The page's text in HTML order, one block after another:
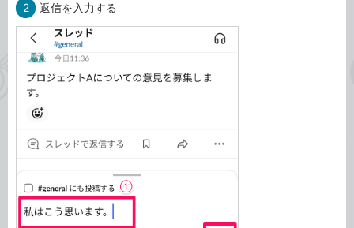
2 返信を入力する